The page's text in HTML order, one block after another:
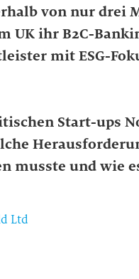
von nur drei
UK ihr B2C-
mit ESG-
Start-ups
musste und wie
Ltd